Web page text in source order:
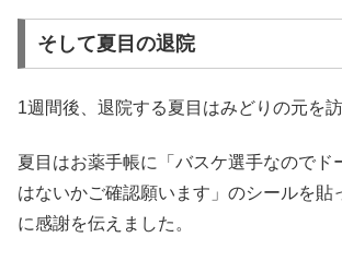
そして夏目の退院
1週間後、退院する夏目はみどりの元を訪
夏目はお薬手帳に「バスケ選手なのでド
はないかご確認願います」のシールを貼
に感謝を伝えました。